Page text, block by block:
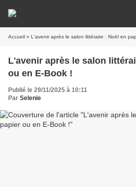
Accueil » L'avenir après le salon littéraire : Noël en
L'avenir après le salon
ou en E-Book !
Publié le 29/11/2025 à 10:11
Par Selenie